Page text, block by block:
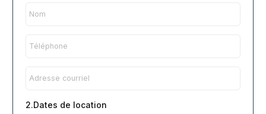
2.Dates de location